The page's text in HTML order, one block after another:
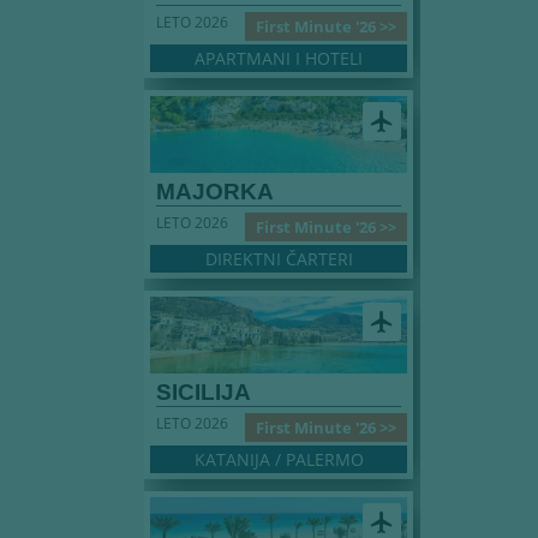
First Minute '26 >>
LETO 2026
APARTMANI I HOTELI
airplanemode_active
MAJORKA
First Minute '26 >>
LETO 2026
DIREKTNI ČARTERI
airplanemode_active
SICILIJA
First Minute '26 >>
LETO 2026
KATANIJA / PALERMO
airplanemode_active